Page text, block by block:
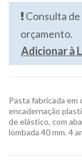
Consulta
orçamento.
Adicionar à
Pasta fabricada em
encadernação
de elástico, com
lombada 40 mm. 4